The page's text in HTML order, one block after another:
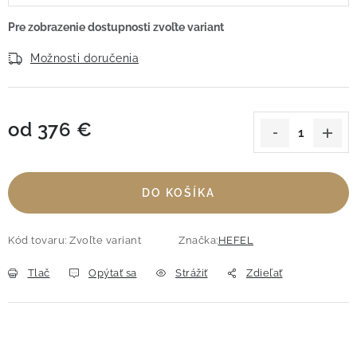
Možnosti doručenia
od 376 €
DO KOŠÍKA
Kód tovaru: Zvoľte variant Značka:HEFEL
Tlač Opýtať sa Strážiť Zdieľať